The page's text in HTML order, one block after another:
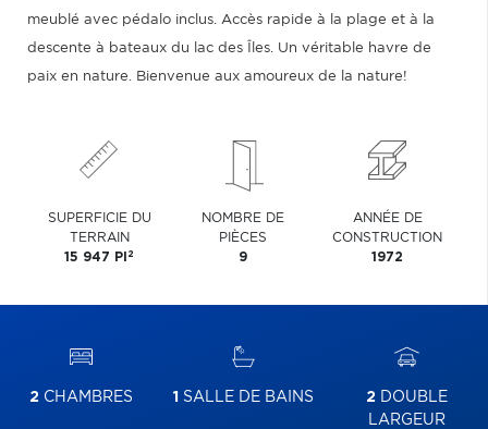
meublé avec pédalo inclus. Accès rapide à la plage et à la
descente à bateaux du lac des Îles. Un véritable havre de
paix en nature. Bienvenue aux amoureux de la nature!
SUPERFICIE DU
TERRAIN
15 947 PI 2
NOMBRE DE
PIÈCES
9
ANNÉE DE
CONSTRUCTION
1972
2 CHAMBRES 1 SALLE DE BAINS 2DOUBLE
LARGEUR